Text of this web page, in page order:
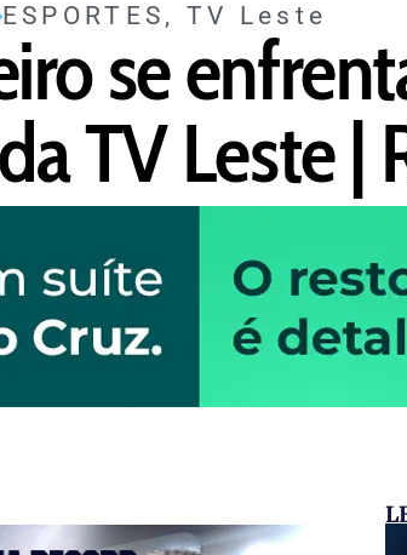
ESPORTES , TV Leste
se
TV Leste |